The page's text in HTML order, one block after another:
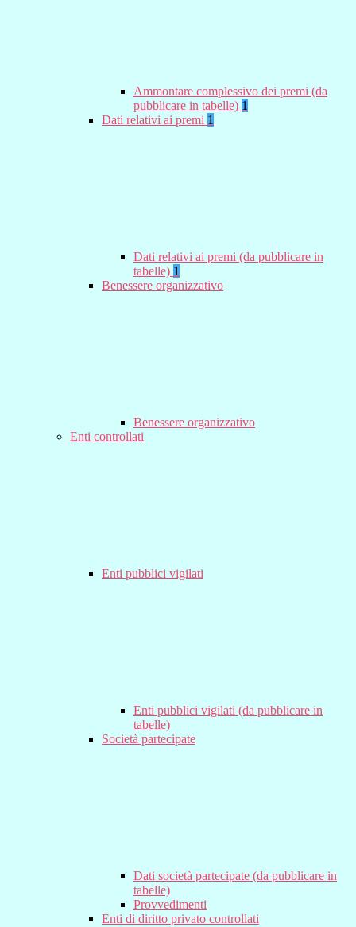
Ammontare complessivo dei premi (da
pubblicare in tabelle) 1
Dati relativi ai premi 1
Dati relativi ai premi (da pubblicare in
tabelle) 1
Benessere organizzativo
Benessere organizzativo
Enti controllati
Enti pubblici vigilati
Enti pubblici vigilati (da pubblicare in
tabelle)
Società partecipate
Dati società partecipate (da pubblicare in
tabelle)
Provvedimenti
Enti di diritto privato controllati